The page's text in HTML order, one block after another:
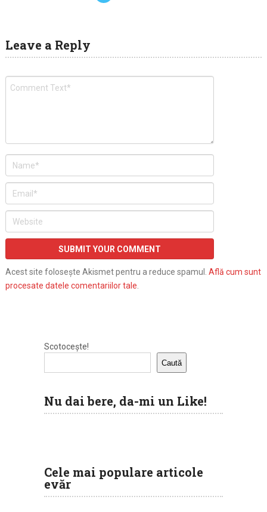
Leave a Reply
Acest site folosește Akismet pentru a reduce spamul. Află cum sunt
procesate datele comentariilor tale
Scotocește!
Caută
Nu dai bere, da-mi un Like!
Cele mai populare articole
evăr